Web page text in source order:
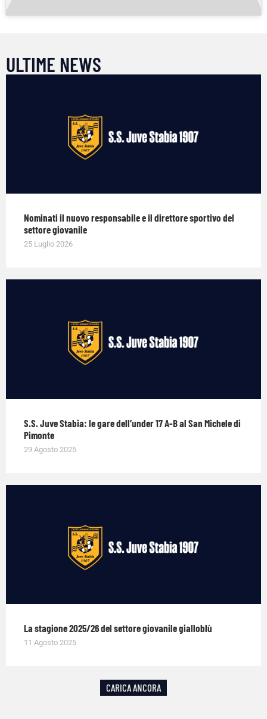
ULTIME NEWS
Nominati il nuovo responsabile e il direttore sportivo del
settore giovanile
25 Luglio 2026
S.S. Juve Stabia: le gare dell’under 17 A-B al San Michele di
Pimonte
29 Agosto 2025
La stagione 2025/26 del settore giovanile gialloblù
11 Agosto 2025
CARICA ANCORA